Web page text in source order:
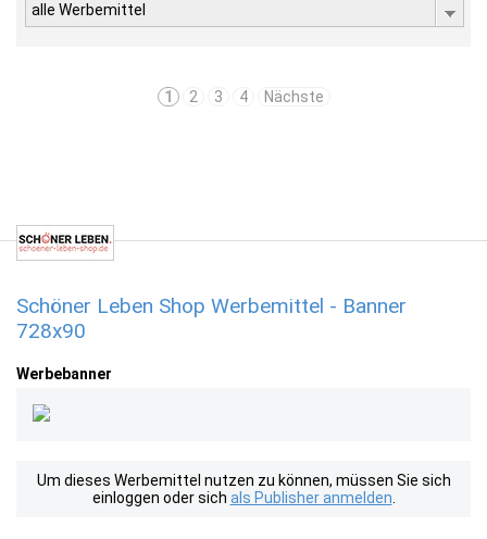
alle Werbemittel
1 2 3 4 Nächste
Schöner Leben Shop Werbemittel - Banner
728x90
Werbebanner
Um dieses Werbemittel nutzen zu können, müssen Sie sich
einloggen oder sich als Publisher anmelden